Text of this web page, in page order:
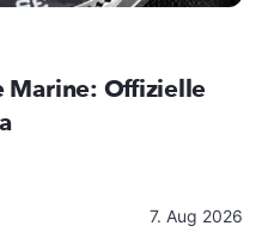
Marine: Offizielle
7. Aug 2026